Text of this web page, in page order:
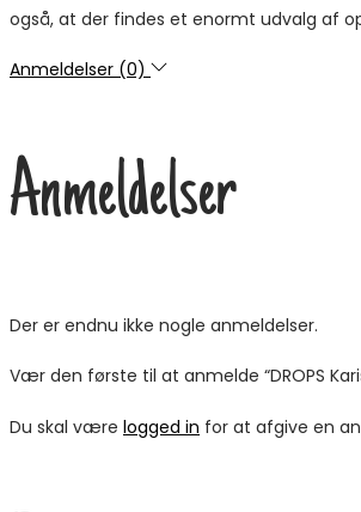
også, at der findes et enormt udvalg af
Anmeldelser (0)
Anmeldelser
Der er endnu ikke nogle anmeldelser.
Vær den første til at anmelde “DROPS
Du skal være logged in for at afgive en